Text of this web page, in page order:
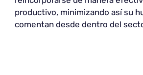
productivo, minimizando así su
comentan desde dentro del